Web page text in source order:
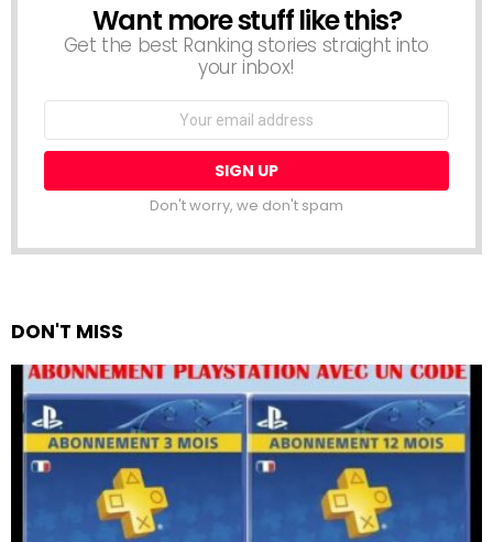
NEWSLETTER
Want more stuff like this?
Get the best Ranking stories straight into
your inbox!
Email
Don't worry, we don't spam
DON'T MISS